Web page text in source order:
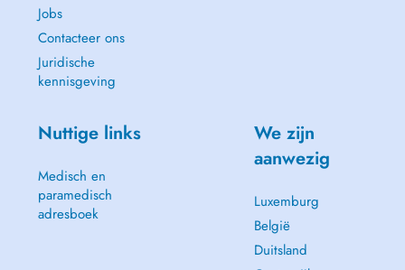
Jobs
Contacteer ons
Juridische
kennisgeving
Nuttige links
Medisch en
paramedisch
adresboek
We zijn
aanwezig
Luxemburg
België
Duitsland